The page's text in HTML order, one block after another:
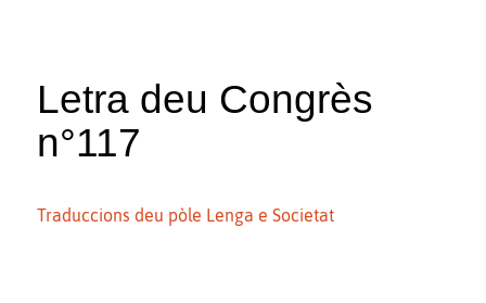
Letra deu Congrès
n°117
Traduccions deu pòle Lenga e Societat